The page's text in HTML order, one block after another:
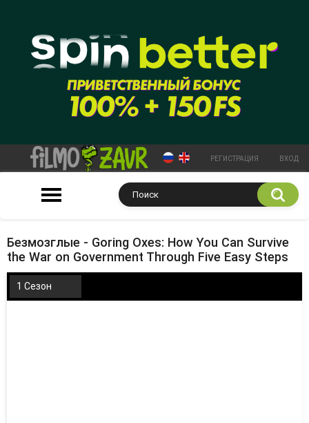
РЕГИСТРАЦИЯ ВХОД
Безмозглые - Goring Oxes: How You Can Survive
the War on Government Through Five Easy Steps
1 Сезон